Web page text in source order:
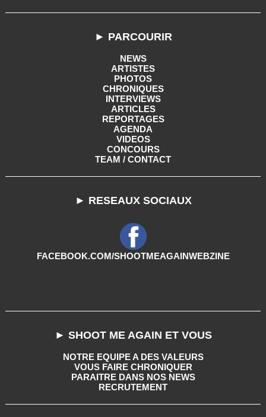
► PARCOURIR
NEWS
ARTISTES
PHOTOS
CHRONIQUES
INTERVIEWS
ARTICLES
REPORTAGES
AGENDA
VIDEOS
CONCOURS
TEAM / CONTACT
► RESEAUX SOCIAUX
FACEBOOK.COM/SHOOTMEAGAINWEBZINE
► SHOOT ME AGAIN ET VOUS
NOTRE EQUIPE A DES VALEURS
VOUS FAIRE CHRONIQUER
PARAITRE DANS NOS NEWS
RECRUTEMENT